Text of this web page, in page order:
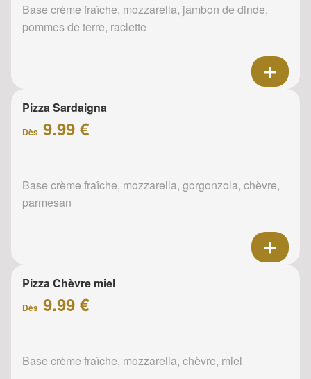
Base crème fraîche, mozzarella, jambon de dinde,
pommes de terre, raclette
Pizza Sardaigna
Dès 9.99 €
Base crème fraîche, mozzarella, gorgonzola, chèvre,
parmesan
Pizza Chèvre miel
Dès 9.99 €
Base crème fraîche, mozzarella, chèvre, miel